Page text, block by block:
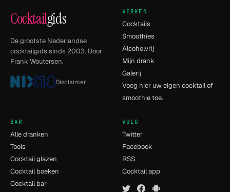
Cocktailgids
De grootste Nederlandse
cocktailgids sinds 2003. Door
Frank Woutersen.
Disclaimer
VERKEN
Cocktails
Smoothies
Alcoholvrij
Mijn drank
Galerij
Voeg hier uw eigen cocktail of
smoothie toe.
BAR
Alle dranken
Tools
Cocktail glazen
Cocktail boeken
Cocktail bar
VOLG
Twitter
Facebook
RSS
Cocktail app